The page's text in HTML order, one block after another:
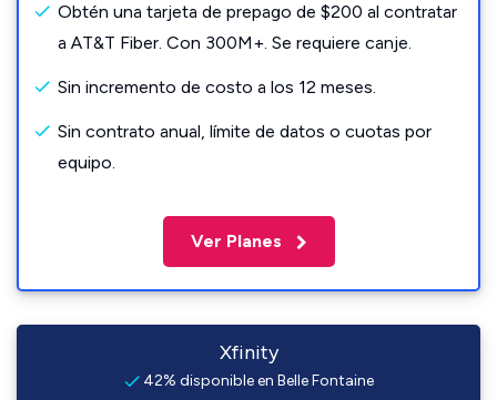
Obtén una tarjeta de prepago de $200 al contratar
a AT&T Fiber. Con 300M+. Se requiere canje.
Sin incremento de costo a los 12 meses.
Sin contrato anual, límite de datos o cuotas por
equipo.
Ver Planes
Xfinity
42% disponible en Belle Fontaine